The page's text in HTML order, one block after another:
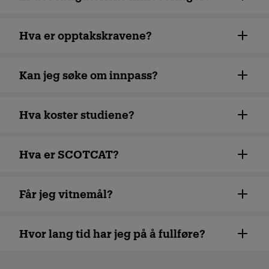
internasjonalt universitet
land
Hva er opptakskravene?
Kan jeg søke om innpass?
Hva koster studiene?
Hva er SCOTCAT?
Får jeg vitnemål?
Hvor lang tid har jeg på å fullføre?